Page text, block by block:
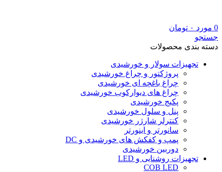
0 مورد ۰ تومان
جستجو
دسته بندی محصولات
تجهیزات سولار و خورشیدی
پروژکتور و چراغ خورشیدی
چراغ باغچه ای خورشیدی
چراغ های دیوارکوب خورشیدی
پکیج خورشیدی
پنل و سلول خورشیدی
کنترلر شارژر خورشیدی
سانورتر و اینورتر
پمپ و کفکش های خورشیدی و DC
دوربین خورشیدی
تجهیزات روشنایی و LED
COB LED